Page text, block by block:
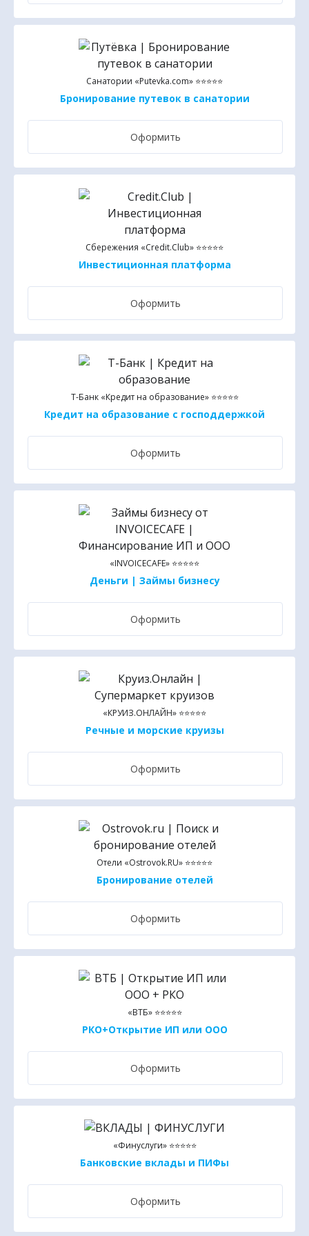
Санатории «Putevka.com» ⭐⭐⭐⭐⭐
Бронирование путевок в санатории
Оформить
Сбережения «Credit.Club» ⭐⭐⭐⭐⭐
Инвестиционная платформа
Оформить
Т-Банк «Кредит на образование» ⭐⭐⭐⭐⭐
Кредит на образование с господдержкой
Оформить
«INVOICECAFE» ⭐⭐⭐⭐⭐
Деньги | Займы бизнесу
Оформить
«КРУИЗ.ОНЛАЙН» ⭐⭐⭐⭐⭐
Речные и морские круизы
Оформить
Отели «Ostrovok.RU» ⭐⭐⭐⭐⭐
Бронирование отелей
Оформить
«ВТБ» ⭐⭐⭐⭐⭐
РКО+Открытие ИП или ООО
Оформить
«Финуслуги» ⭐⭐⭐⭐⭐
Банковские вклады и ПИФы
Оформить